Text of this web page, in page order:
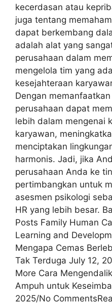
kecerdasan atau
juga tentang
dapat berkembang
adalah alat yang
perusahaan dalam
mengelola tim yang
kesejahteraan
Dengan
perusahaan dapat
lebih dalam mengenai
karyawan,
menciptakan
harmonis. Jadi, jika
perusahaan Anda ke
pertimbangkan untuk
asesmen psikologi
HR yang lebih besar.
Posts Family Human
Learning and
Mengapa Cemas
Tak Terduga July 12,
More Cara
Ampuh untuk
2025/No